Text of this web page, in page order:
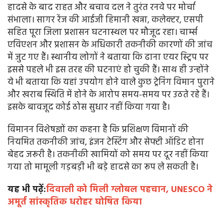
हादसे के बाद राहत और बचाव दल ने तुरंत रनवे पर मोर्चा
संभाला। सागर रेंज की आईजी हिमानी खन्ना, कलेक्टर, एसपी
सहित पूरा जिला प्रशासन घटनास्थल पर मौजूद रहा। चार्म्स
एविएशन और प्रशासन के अधिकारी तकनीकी कारणों की जांच
में जुट गए हैं। स्थानीय लोगों ने बताया कि ढाना एयर स्ट्रिप पर
इससे पहले भी इस तरह की घटनाएं हो चुकी हैं। साथ ही उन्होंने
ये भी बताया कि यहां उपयोग होने वाले कुछ ट्रेनिंग विमान पुराने
और खराब स्थिति में होने के आरोप समय-समय पर उठते रहे हैं।
इसके बावजूद कोई ठोस सुधार नहीं किया गया है।
विमानन विशेषज्ञों का कहना है कि प्रशिक्षण विमानों की
नियमित तकनीकी जांच, इंजन टेस्टिंग और सेफ्टी ऑडिट होना
बेहद जरूरी है। तकनीकी खामियों को समय पर दूर नहीं किया
गया तो मामूली गड़बड़ी भी बड़े हादसे का रूप ले सकती है।
यह भी पढ़ें:दिवाली को मिली ग्लोबल पहचान, UNESCO ने
अमूर्त सांस्कृतिक धरोहर घोषित किया